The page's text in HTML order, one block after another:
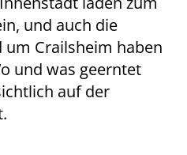
und auch die
Crailsheim haben
und was geerntet
auf der